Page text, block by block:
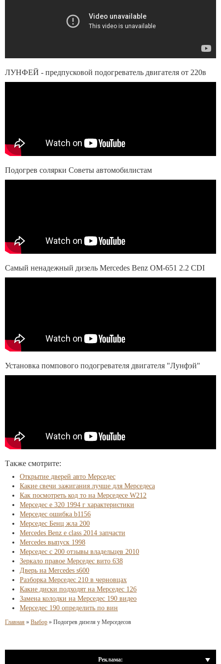
ЛУНФЕЙ - предпусковой подогреватель двигателя от 220в
Подогрев солярки Советы автомобилистам
Самый ненадежный дизель Mercedes Benz OM-651 2.2 CDI
Установка помпового подогревателя двигателя "Лунфэй"
Также смотрите:
Открытие дверей авто Мерседес
Какие свечи зажигания лучше для Мерседеса
Как посмотреть код то на Мерседесе W212
Мерседес е 320 1994 г характеристики
Мерседес ошибка b1156
Мерседес Бенц жла 200
Mercedes Benz e class 2014 запчасти
Mercedes выпуск 1998
Мерседес с 200 отзывы владельцев 2010
Зеркало правое Мерседес вито 638
Дверь на Mercedes s600
Разборка Мерседес 210 в черновцах
Какие диски подходят на Мерседес 126
Замена колодки на Мерседес 190 видео
Мерседес 190 определить по вин
Главная » Выбор » Подогрев дизеля у Мерседесов
Реклама: